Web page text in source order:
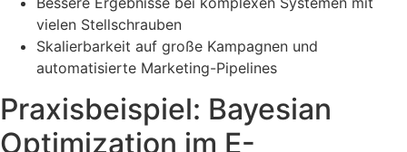
vielen Stellschrauben
Skalierbarkeit auf große Kampagnen und
automatisierte Marketing-Pipelines
Praxisbeispiel: Bayesian
Optimization im E-